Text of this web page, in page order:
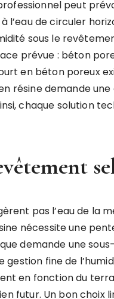
peut
l’eau de circuler
sous le
prévue : béton
en béton poreux
en résine demande
chaque solution
pas l’eau de la
nécessite une
demande une
fine de
en fonction du
futur. Un bon choix